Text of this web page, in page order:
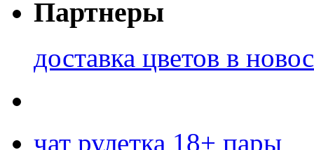
Партнеры
доставка цветов в
чат рулетка 18+ пары